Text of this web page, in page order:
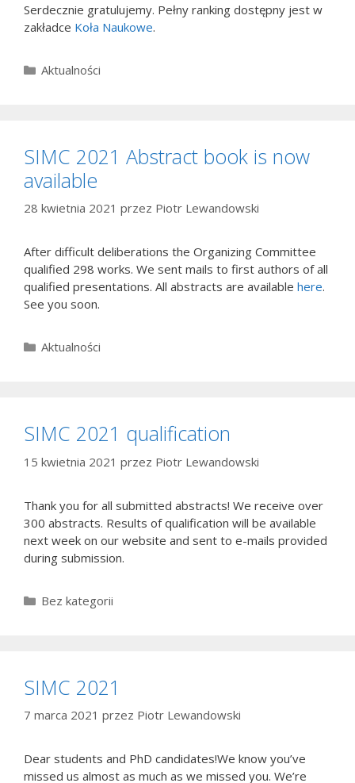
Serdecznie gratulujemy. Pełny ranking dostępny jest w
zakładce Koła Naukowe.
Kategorie
Aktualności
SIMC 2021 Abstract book is now
available
28 kwietnia 2021 przez Piotr Lewandowski
After difficult deliberations the Organizing Committee
qualified 298 works. We sent mails to first authors of all
qualified presentations. All abstracts are available here.
See you soon.
Kategorie
Aktualności
SIMC 2021 qualification
15 kwietnia 2021 przez Piotr Lewandowski
Thank you for all submitted abstracts! We receive over
300 abstracts. Results of qualification will be available
next week on our website and sent to e-mails provided
during submission.
Kategorie
Bez kategorii
SIMC 2021
7 marca 2021 przez Piotr Lewandowski
Dear students and PhD candidates!We know you’ve
missed us almost as much as we missed you. We’re